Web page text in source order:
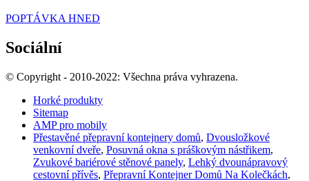
POPTÁVKA HNED
Sociální
© Copyright - 2010-2022: Všechna práva vyhrazena.
Horké produkty
Sitemap
AMP pro mobily
Přestavěné přepravní kontejnery domů, Dvousložkové
venkovní dveře, Posuvná okna s práškovým nástřikem,
Zvukové bariérové ​​stěnové panely, Lehký dvounápravový
cestovní přívěs, Přepravní Kontejner Domů Na Kolečkách,